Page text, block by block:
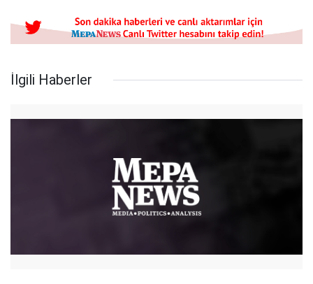
İlgili Haberler